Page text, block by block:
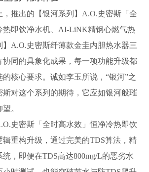
出的【银河系列】A.O.史密斯「全
热即饮净水机、AI-LiNK精钢心燃气热
】A.O.史密斯纤薄款金圭内胆热水器三
协同的具象化成果，每一项功能升级都
核心要求。诚如李玉所说，“银河”之
斯对这个系列的期待，它应如银河般璀
。
密斯「全时高水效」恒净冷热即饮
重构升级，通过完美的TDS算法，精
，即便在TDS高达800mg/L的恶劣水